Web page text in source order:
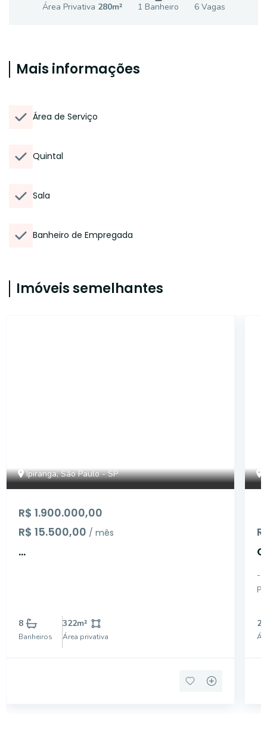
Área Privativa 280m² 1 Banheiro 6Vagas
Mais informações
Área de Serviço
Quintal
Sala
Banheiro de Empregada
Imóveis semelhantes
Ipiranga, São Paulo - SP
R$ 1.900.000,00
R$ 15.500,00 / mês
...
8
Banheiros
322m²
Área privativa
-